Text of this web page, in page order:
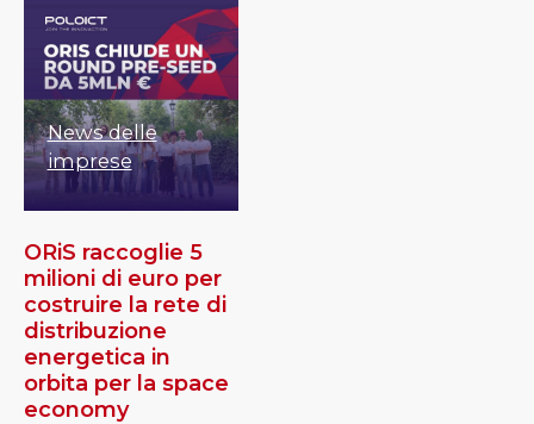
News delle
imprese
ORiS raccoglie 5
milioni di euro per
costruire la rete di
distribuzione
energetica in
orbita per la space
economy